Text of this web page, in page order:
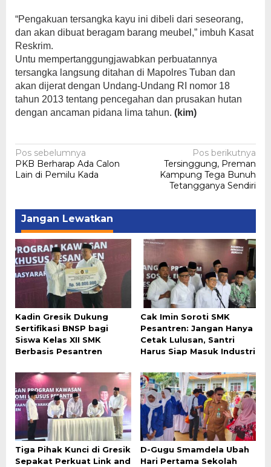
“Pengakuan tersangka kayu ini dibeli dari seseorang,
dan akan dibuat beragam barang meubel,” imbuh Kasat
Reskrim.
Untu mempertanggungjawabkan perbuatannya
tersangka langsung ditahan di Mapolres Tuban dan
akan dijerat dengan Undang-Undang RI nomor 18
tahun 2013 tentang pencegahan dan prusakan hutan
dengan ancaman pidana lima tahun. (kim)
Navigasi
pos
Pos sebelumnya
PKB Berharap Ada Calon
Lain di Pemilu Kada
Pos berikutnya
Tersinggung, Preman
Kampung Tega Bunuh
Tetangganya Sendiri
Jangan Lewatkan
Kadin Gresik Dukung
Sertifikasi BNSP bagi
Siswa Kelas XII SMK
Berbasis Pesantren
Cak Imin Soroti SMK
Pesantren: Jangan Hanya
Cetak Lulusan, Santri
Harus Siap Masuk Industri
Tiga Pihak Kunci di Gresik
Sepakat Perkuat Link and
D-Gugu Smamdela Ubah
Hari Pertama Sekolah